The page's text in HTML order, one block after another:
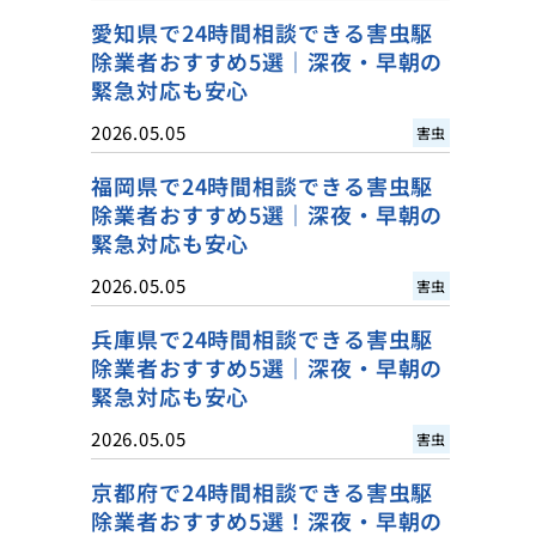
愛知県で24時間相談できる害虫駆
除業者おすすめ5選｜深夜・早朝の
緊急対応も安心
2026.05.05 害虫
福岡県で24時間相談できる害虫駆
除業者おすすめ5選｜深夜・早朝の
緊急対応も安心
2026.05.05 害虫
兵庫県で24時間相談できる害虫駆
除業者おすすめ5選｜深夜・早朝の
緊急対応も安心
2026.05.05 害虫
京都府で24時間相談できる害虫駆
除業者おすすめ5選！深夜・早朝の